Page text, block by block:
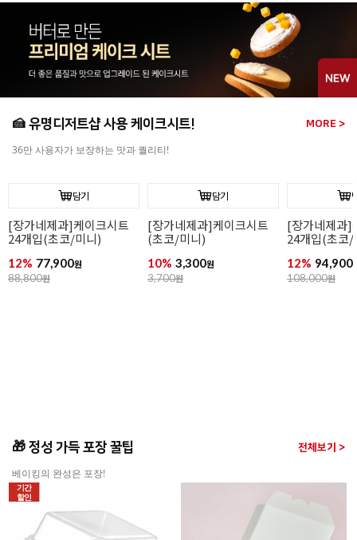
🍰 유명디저트샵 사용 케이크시트! MORE >
36만 사용자가 보장하는 맛과 퀄리티!
담기
[장가네제과]케이크시트
24개입(초코/미니)
12% 77,900원
88,800원
담기
[장가네제과]케이크시트
(초코/미니)
10% 3,300원
3,700원
[장가네제과]
24개입(초코/
12% 94,900
108,000원
🎁 정성 가득 포장 꿀팁 전체보기 >
베이킹의 완성은 포장!
기간
할인